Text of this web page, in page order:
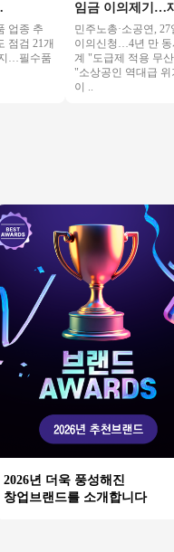
종 추
21개
필수품
임금 이의제기…재..
민주노총·소공연, 27일
이의신청…4년 만 동시
계 "도급제 적용 무산
"소상공인 역대급 위기"
이 ..
2026년 더욱 풍성해진
창업브랜드를 소개합니다